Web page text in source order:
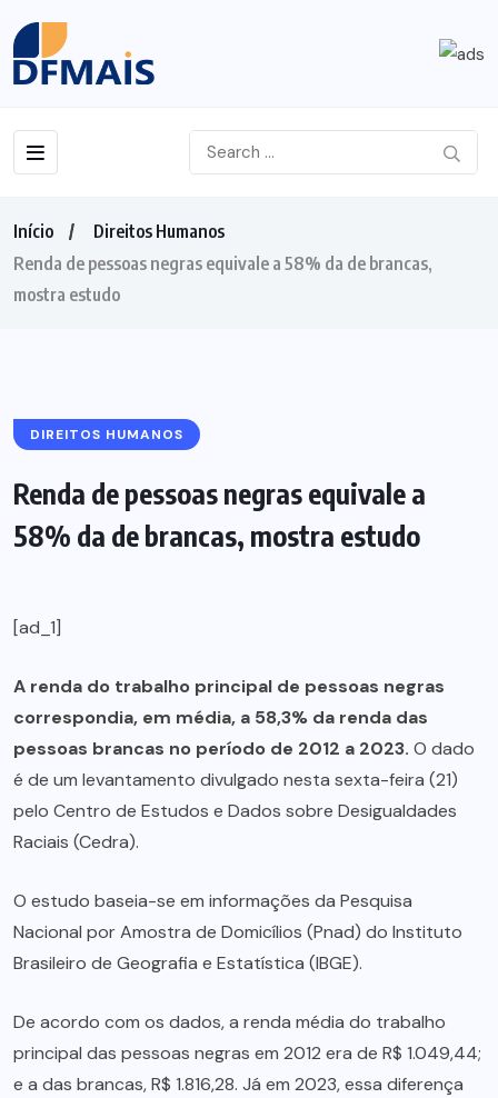
Início
Direitos Humanos
Renda de pessoas negras equivale a 58% da de brancas,
mostra estudo
DIREITOS HUMANOS
Renda de pessoas negras equivale a
58% da de brancas, mostra estudo
[ad_1]
A renda do trabalho principal de pessoas negras
correspondia, em média, a 58,3% da renda das
pessoas brancas no período de 2012 a 2023. O dado
é de um levantamento divulgado nesta sexta-feira (21)
pelo Centro de Estudos e Dados sobre Desigualdades
Raciais (Cedra).
O estudo baseia-se em informações da Pesquisa
Nacional por Amostra de Domicílios (Pnad) do Instituto
Brasileiro de Geografia e Estatística (IBGE).
De acordo com os dados, a renda média do trabalho
principal das pessoas negras em 2012 era de R$ 1.049,44;
e a das brancas, R$ 1.816,28. Já em 2023, essa diferença